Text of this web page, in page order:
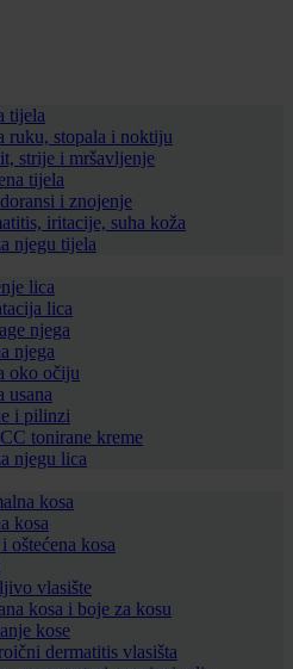
tijela
ruku, stopala i noktiju
strije i mršavljenje
tijela
i znojenje
iritacije, suha koža
njegu tijela
lica
lica
njega
njega
oko očiju
usana
i pilinzi
tonirane kreme
njegu lica
kosa
kosa
oštećena kosa
vlasište
kosa i boje za kosu
kose
dermatitis vlasišta